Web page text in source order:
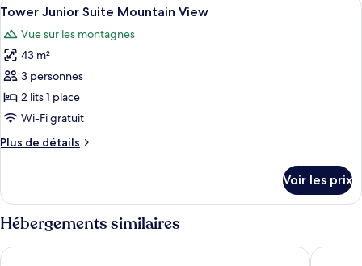
View
de
Deluxe
Suite
View
toutes
les
photos
pour
ce
type
chambre :
Suite
Mountain
View
3
Tower Junior Suite Mountain View
Vue sur les montagnes
43 m²
3 personnes
2 lits 1 place
Wi-Fi gratuit
Plus de détails
Plus
le
type
de
Tower
Voir les prix
Hébergements similaires
Le Grand Bellevue Ultima